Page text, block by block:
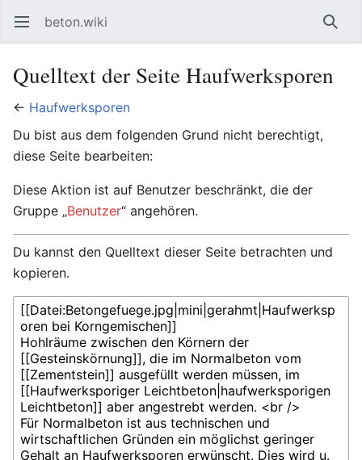
Hauptmenü öffnen beton.wiki
Quelltext der Seite Haufwerksporen
← Haufwerksporen
Du bist aus dem folgenden Grund nicht berechtigt,
diese Seite bearbeiten:
Diese Aktion ist auf Benutzer beschränkt, die der
Gruppe „Benutzer“ angehören.
Du kannst den Quelltext dieser Seite betrachten und
kopieren.